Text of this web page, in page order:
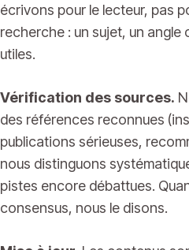
écrivons pour le lecteur, pas
recherche : un sujet, un angle
utiles.
Vérification des sources.
des références reconnues
publications sérieuses,
nous distinguons
pistes encore débattues.
consensus, nous le disons.